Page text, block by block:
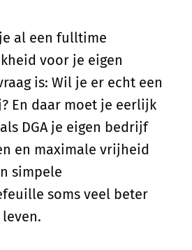
je al een fulltime
voor je eigen
is: Wil je er echt een
En daar moet je eerlijk
DGA je eigen bedrijf
en maximale vrijheid
simpele
soms veel beter